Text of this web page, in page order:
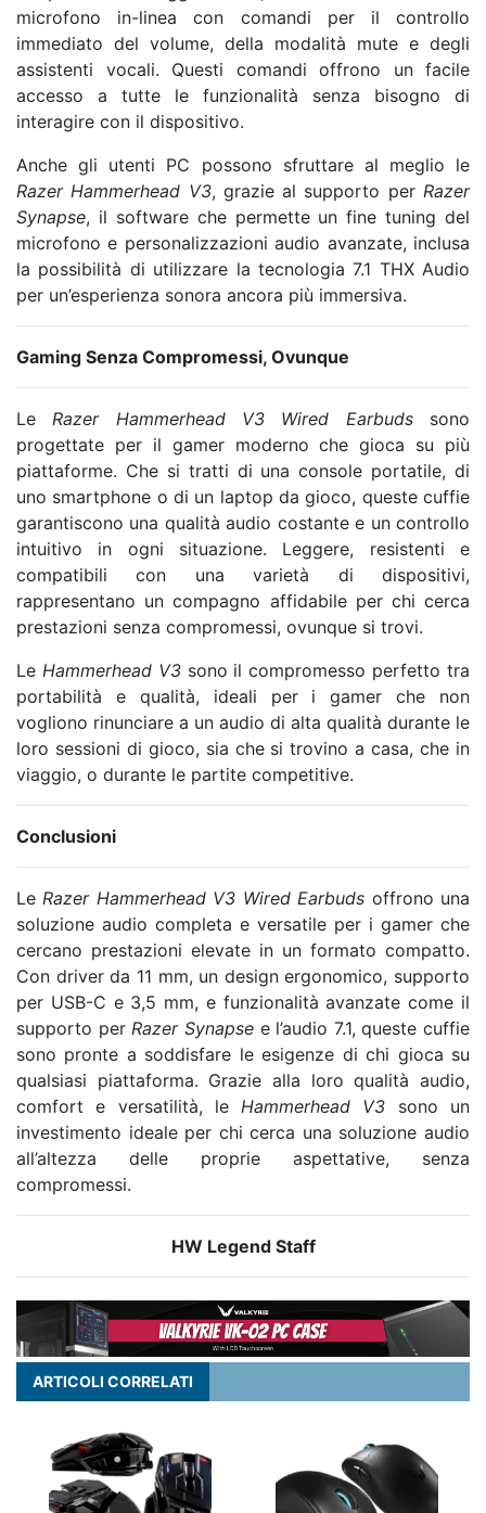
microfono in-linea con comandi per il controllo
immediato del volume, della modalità mute e degli
assistenti vocali. Questi comandi offrono un facile
accesso a tutte le funzionalità senza bisogno di
interagire con il dispositivo.
Anche gli utenti PC possono sfruttare al meglio le
Razer Hammerhead V3, grazie al supporto perRazer
Synapse, il software che permette un fine tuning del
microfono e personalizzazioni audio avanzate, inclusa
la possibilità di utilizzare la tecnologia 7.1 THX Audio
per un’esperienza sonora ancora più immersiva.
Gaming Senza Compromessi, Ovunque
LeRazer Hammerhead V3 Wired Earbudssono
progettate per il gamer moderno che gioca su più
piattaforme. Che si tratti di una console portatile, di
uno smartphone o di un laptop da gioco, queste cuffie
garantiscono una qualità audio costante e un controllo
intuitivo in ogni situazione. Leggere, resistenti e
compatibili con una varietà di dispositivi,
rappresentano un compagno affidabile per chi cerca
prestazioni senza compromessi, ovunque si trovi.
Le Hammerhead V3sono il compromesso perfetto tra
portabilità e qualità, ideali per i gamer che non
vogliono rinunciare a un audio di alta qualità durante le
loro sessioni di gioco, sia che si trovino a casa, che in
viaggio, o durante le partite competitive.
Conclusioni
LeRazer Hammerhead V3 Wired Earbuds offrono una
soluzione audio completa e versatile per i gamer che
cercano prestazioni elevate in un formato compatto.
Con driver da 11 mm, un design ergonomico, supporto
per USB-C e 3,5 mm, e funzionalità avanzate come il
supporto perRazer Synapsee l’audio 7.1, queste cuffie
sono pronte a soddisfare le esigenze di chi gioca su
qualsiasi piattaforma. Grazie alla loro qualità audio,
comfort e versatilità, leHammerhead V3 sono un
investimento ideale per chi cerca una soluzione audio
all’altezza delle proprie aspettative, senza
compromessi.
HW Legend Staff
ARTICOLI CORRELATI